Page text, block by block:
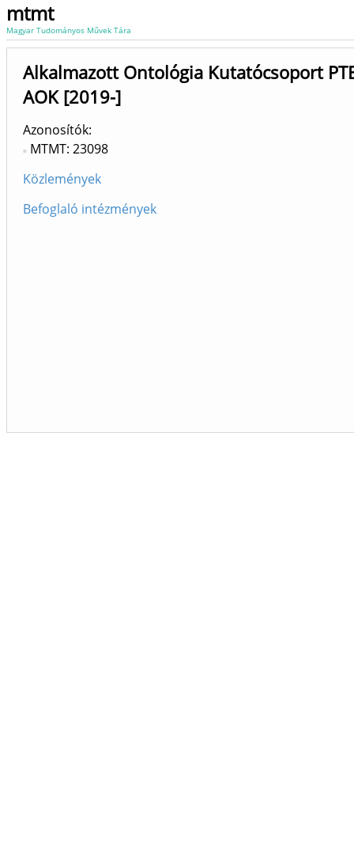
mtmt
Magyar Tudományos Művek Tára
Alkalmazott Ontológia Kutatócsoport
AOK [2019-]
Azonosítók
MTMT: 23098
Közlemények
Befoglaló intézmények